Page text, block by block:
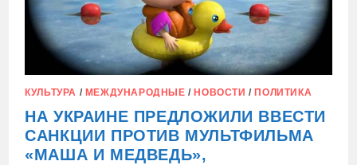
КУЛЬТУРА / МЕЖДУНАРОДНЫЕ / НОВОСТИ / ПОЛИТИКА
НА УКРАИНЕ ПРЕДЛОЖИЛИ ВВЕСТИ
САНКЦИИ ПРОТИВ МУЛЬТФИЛЬМА
«МАША И МЕДВЕДЬ»,